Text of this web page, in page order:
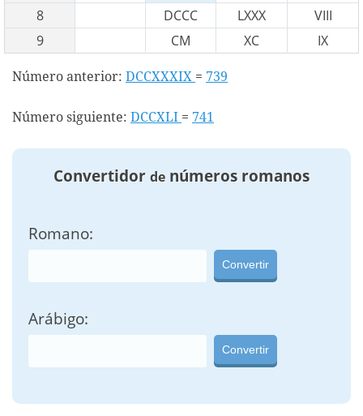
8
DCCC LXXX
VIII
9
CM XC IX
Número anterior: DCCXXXIX = 739
Número siguiente: DCCXLI = 741
Convertidor de números romanos
Romano:
Convertir
Arábigo:
Convertir